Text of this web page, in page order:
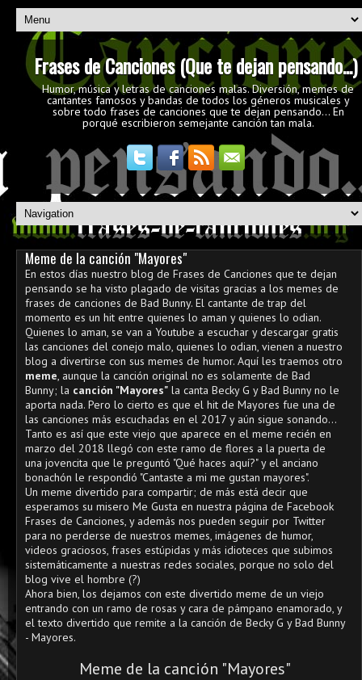
Frases de Canciones (Que te dejan pensando...)
Humor, música y letras de canciones malas. Diversión, memes de
cantantes famosos y bandas de todos los géneros musicales y
sobre todo frases de canciones que te dejan pensando... En
porqué escribieron semejante canción tan mala.
Meme de la canción "Mayores"
En estos días nuestro blog de Frases de Canciones que te dejan
pensando se ha visto plagado de visitas gracias a los memes de
frases de canciones de Bad Bunny. El cantante de trap del
momento es un hit entre quienes lo aman y quienes lo odian.
Quienes lo aman, se van a Youtube a escuchar y descargar gratis
las canciones del conejo malo, quienes lo odian, vienen a nuestro
blog a divertirse con sus memes de humor. Aquí les traemos otro
meme, aunque la canción original no es solamente de Bad
Bunny; la canción "Mayores" la canta Becky G y Bad Bunny no le
aporta nada. Pero lo cierto es que el hit de Mayores fue una de
las canciones más escuchadas en el 2017 y aún sigue sonando...
Tanto es así que este viejo que aparece en el meme recién en
marzo del 2018 llegó con este ramo de flores a la puerta de
una jovencita que le preguntó "Qué haces aquí?" y el anciano
bonachón le respondió "Cantaste a mi me gustan mayores".
Un meme divertido para compartir; de más está decir que
esperamos su misero Me Gusta en nuestra página de Facebook
Frases de Canciones, y además nos pueden seguir por Twitter
para no perderse de nuestros memes, imágenes de humor,
videos graciosos, frases estúpidas y más idioteces que subimos
sistemáticamente a nuestras redes sociales, porque no solo del
blog vive el hombre (?)
Ahora bien, los dejamos con este divertido meme de un viejo
entrando con un ramo de rosas y cara de pámpano enamorado, y
el texto divertido que remite a la canción de Becky G y Bad Bunny
- Mayores.
Meme de la canción "Mayores"